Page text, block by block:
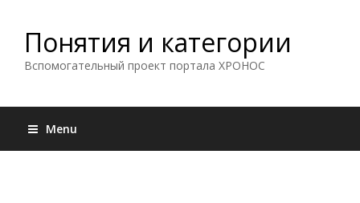
Понятия и категории
Вспомогательный проект портала ХРОНОС
Menu